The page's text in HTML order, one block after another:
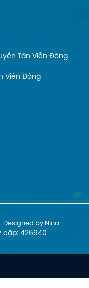
năng tăng tốc
thời bổ sung
ứng ga tốc thì
biển, và có
cho những yêu
đặc biệt.
Tân Viễn Đông
Viễn Đông
Designed by Nina
cập: 426940